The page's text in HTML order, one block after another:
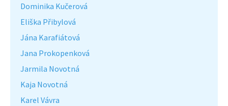
Dominika Kučerová
Eliška Přibylová
Jána Karafiátová
Jana Prokopenková
Jarmila Novotná
Kaja Novotná
Karel Vávra